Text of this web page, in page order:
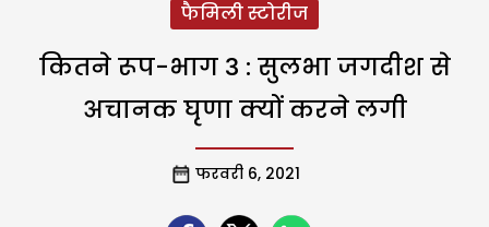
फैमिली स्टोरीज
कितने रूप-भाग 3 : सुलभा जगदीश से
अचानक घृणा क्यों करने लगी
फरवरी 6, 2021